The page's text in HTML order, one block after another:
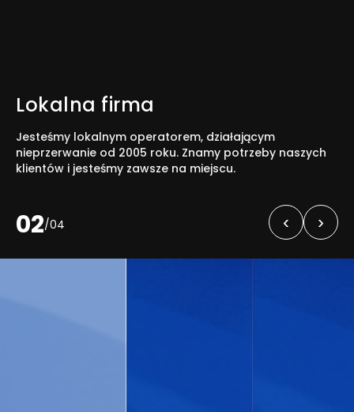
Lokalna firma
Jesteśmy lokalnym operatorem, działającym
nieprzerwanie od 2005 roku. Znamy potrzeby naszych
klientów i jesteśmy zawsze na miejscu.
02/04 ‹ ›